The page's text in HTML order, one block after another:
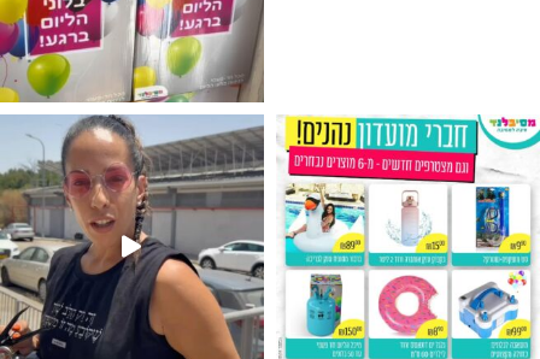
מין העובר רק במסיבלנד !! קיים